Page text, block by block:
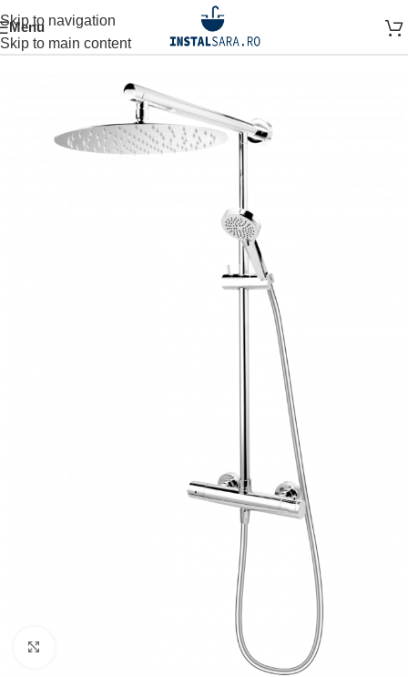
Skip to navigation
Skip to main content
Menu
Prima pagină SPATIUL DUSULUI SET DUS COLOANA DUS